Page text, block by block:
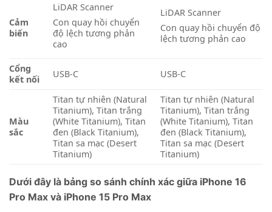
Cảm
biến
LiDAR Scanner
Con quay hồi chuyển
độ lệch tương phản
cao
LiDAR Scanner
Con quay hồi chuyển độ
lệch tương phản cao
Cổng
kết nối
USB-C USB-C
Màu
sắc
Titan tự nhiên (Natural
Titanium), Titan trắng
(White Titanium), Titan
đen (Black Titanium),
Titan sa mạc (Desert
Titanium)
Titan tự nhiên (Natural
Titanium), Titan trắng
(White Titanium), Titan
đen (Black Titanium),
Titan sa mạc (Desert
Titanium)
Dưới đây là bảng so sánh chính xác giữa iPhone 16
Pro Max và iPhone 15 Pro Max